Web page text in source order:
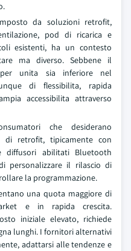
da soluzioni retrofit,
pod di ricarica e
esistenti, ha un contesto
ma diverso. Sebbene il
unita sia inferiore nel
di flessibilita, rapida
accessibilita attraverso
che desiderano
di retrofit, tipicamente con
diffusori abilitati Bluetooth
personalizzare il rilascio di
la programmazione.
una quota maggiore di
e in rapida crescita.
iniziale elevato, richiede
lunghi. I fornitori alternativi
adattarsi alle tendenze e